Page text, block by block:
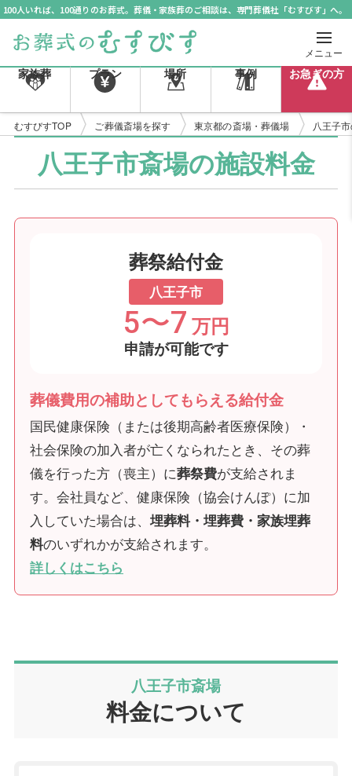
100人いれば、100通りのお葬式。葬儀・家族葬のご相談は、専門葬儀社「むすびす」へ。
メニュー
家族葬 プラン 場所 事例 お急ぎの方
むすびすTOP ご葬儀斎場を探す 東京都の斎場・葬儀場 八王子
八王子市斎場の施設料金
葬祭給付金
八王子市
5〜7 万円
申請が可能です
葬儀費用の補助としてもらえる給付金
国民健康保険（または後期高齢者医療保険）・
社会保険の加入者が亡くなられたとき、その葬
儀を行った方（喪主）に葬祭費が支給されま
す。会社員など、健康保険（協会けんぽ）に加
入していた場合は、埋葬料・埋葬費・家族埋葬
料のいずれかが支給されます。
詳しくはこちら
八王子市斎場
料金について